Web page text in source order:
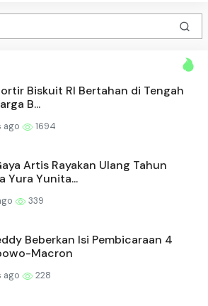
Biskuit RI Bertahan di Tengah
B...
ago 1694
Artis Rayakan Ulang Tahun
Yura Yunita...
339
Beberkan Isi Pembicaraan 4
Macron
ago 228